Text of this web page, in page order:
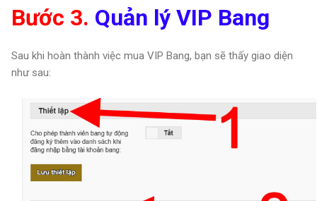
Bước 3. Quản lý VIP Bang
Sau khi hoàn thành việc mua VIP Bang, bạn sẽ thấy giao diện
như sau: